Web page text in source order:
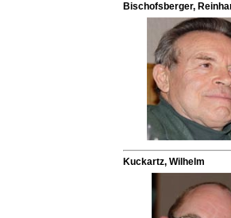
Bischofsberger,
Kuckartz, Wilhelm